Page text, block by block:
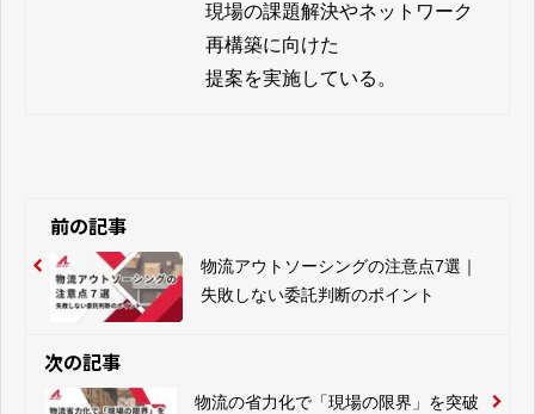
現場の課題解決やネットワーク
再構築に向けた
提案を実施している。
前の記事
物流アウトソーシングの注意点7選｜
失敗しない委託判断のポイント
次の記事
物流の省力化で「現場の限界」を突破